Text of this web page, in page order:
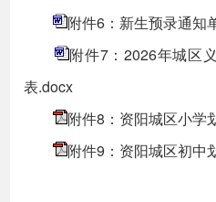
附件6：新生预录通知
附件7：2026年城区
表.docx
附件8：资阳城区小学
附件9：资阳城区初中